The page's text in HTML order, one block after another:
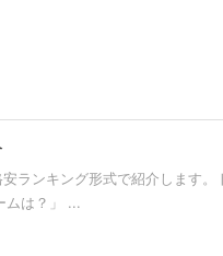
ランキング形式で紹介します。
ムは？」 ...